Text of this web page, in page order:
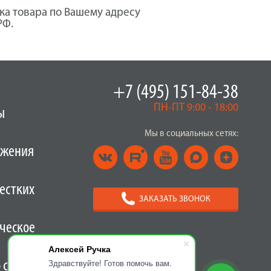
Алексей Ручка
Здравствуйте! Готов помочь вам.
товара по Вашему адресу
+7 (495) 151-84-38
ПН-ПТ 9:00 - 18:00
Мы в социальных сетях:
ЗАКАЗАТЬ ЗВОНОК
скидками